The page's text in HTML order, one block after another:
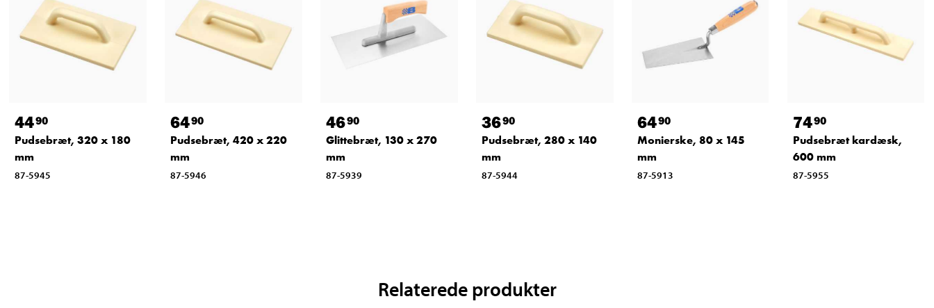
4490
Pudsebræt, 320 x 180
mm
87-5945
6490
Pudsebræt, 420 x 220
mm
87-5946
4690
Glittebræt, 130 x 270
mm
87-5939
3690
Pudsebræt, 280 x 140
mm
87-5944
6490
Monierske, 80 x 145
mm
87-5913
7490
Pudsebræt kardæsk,
600 mm
87-5955
Relaterede produkter